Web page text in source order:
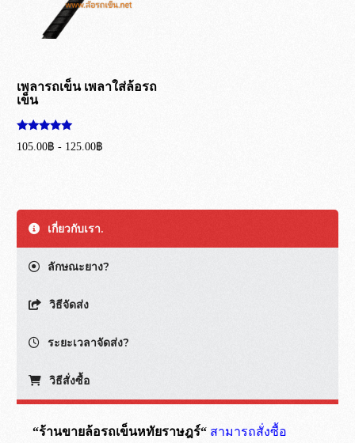
เพลารถเข็น เพลาใส่ล้อรถ
เข็น
ให้คะแนน
5.00
105.00฿ - 125.00฿
เกี่ยวกับเรา.
ลักษณะยาง?
วิธีจัดส่ง
ระยะเวลาจัดส่ง?
วิธีสั่งซื้อ
“ร้านขายล้อรถเข็นหทัยราษฎร์“ สามารถสั่งซื้อ